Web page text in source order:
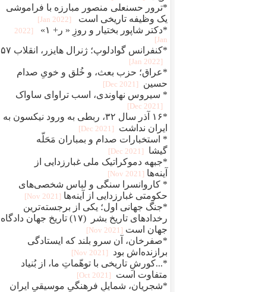
*ترور حسنعلی منصور مبارزه با فراموشی
یک وظیفه تاریخی است
[2022 Jan]
*دکتر شاپور بختیار و روزِ « ر+ ۱»
[2022
Jan]
*کنفرانس گوادلوپ؛ ژنرال هایزر، انقلاب ۵۷
[2022 Jan]
*عراق؛ حزب بعث، و خُلق‌ و‌ خویِ صدام
حسین
[2021 Dec]
* سیروس نهاوندی، اسب تراوای ساواک
[2021 Dec]
*۱۶ آذر سال ۳۲، ربطی به ورود نیکسون به
ایران نداشت
[2021 Dec]
* استخبارات صدام و بمباران مَحَلّه
گیشا
[2021 Dec]
*جبهه دموکراتیک ملی غبارزدایی از
آینه‌ها [2021 Nov]
* کاروانسرا سنگی و لباس شخصی‌های
حکومتی غبارزدایی از آینه‌ها [2021 Nov]
*جنگ جهانی اول؛ یکی از برجسته‌ترین
رخدادهای تاریخ بشر (۱۷) تاریخ جهان دادگاه
جهان است [2021 Nov]
*صفرخان، آن سرو بلند که ایستادگی
برازنده‌اش بود
[2021 Nov]
*...کورشِ تاریخی با توهّماتِ ما، از بُنیاد
متفاوت است
[2021 Oct]
*شجریان، شمایلِ فرهنگیِ موسیقیِ ایران